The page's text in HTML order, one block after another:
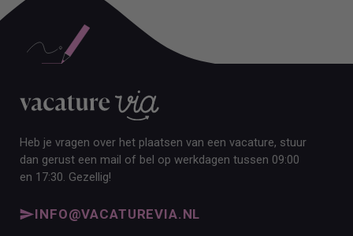
Heb je vragen over het plaatsen van een vacature, stuur
dan gerust een mail of bel op werkdagen tussen 09:00
en 17:30. Gezellig!
INFO@VACATUREVIA.NL